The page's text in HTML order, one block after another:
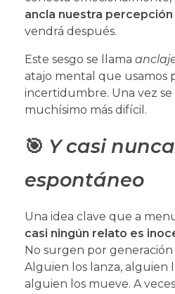
ancla nuestra percepción
vendrá después.
Este sesgo se llama
atajo mental que usamos
incertidumbre. Una vez
muchísimo más difícil.
🎯 Y casi
espontáneo
Una idea clave que a
casi ningún relato es
No surgen por generación
Alguien los lanza, alguien
alguien los mueve. A